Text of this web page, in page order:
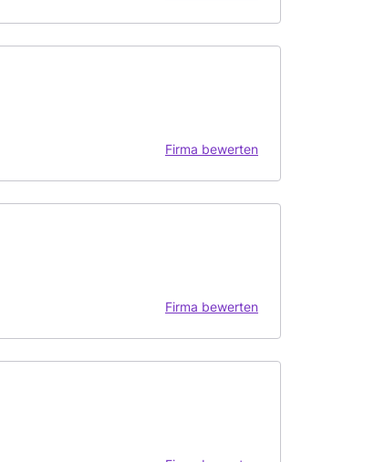
Firma bewerten
Firma bewerten